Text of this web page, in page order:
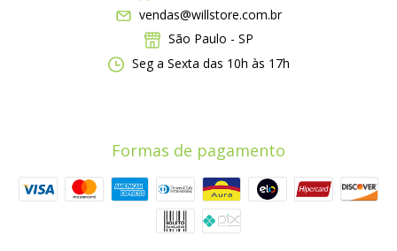
vendas@willstore.com.br
São Paulo - SP
Seg a Sexta das 10h às 17h
Formas de pagamento